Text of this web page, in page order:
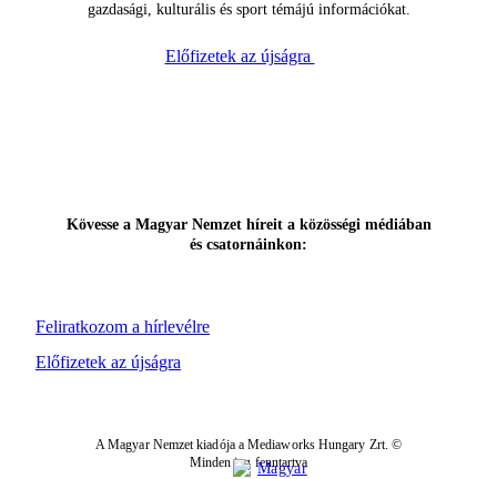
gazdasági, kulturális és sport témájú információkat.
Előfizetek az újságra
Feliratkozom a hírlevélre
Kövesse a Magyar Nemzet híreit a közösségi médiában
és csatornáinkon:
Előfizetek az újságra
A Magyar Nemzet kiadója a Mediaworks Hungary Zrt. ©
Minden jog fenntartva